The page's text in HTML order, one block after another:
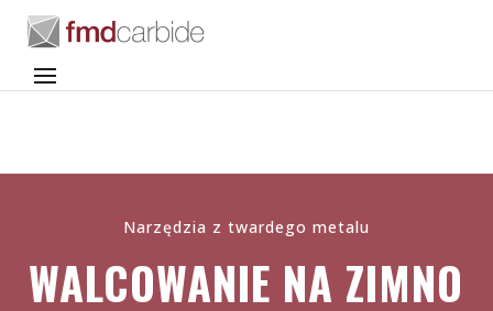
Narzędzia z twardego metalu
WALCOWANIE NA ZIMNO